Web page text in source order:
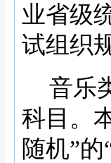
业省级
试组织
音乐
科目。
随机”